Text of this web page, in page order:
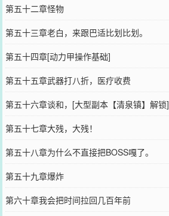
第五十二章怪物
第五十三章老白，来跟巴适比划比划。
第五十四章[动力甲操作基础]
第五十五章武器打八折，医疗收费
第五十六章谈和，[大型副本【清泉镇】解锁]
第五十七章大残，大残！
第五十八章为什么不直接把BOSS嘎了。
第五十九章爆炸
第六十章我会把时间拉回几百年前